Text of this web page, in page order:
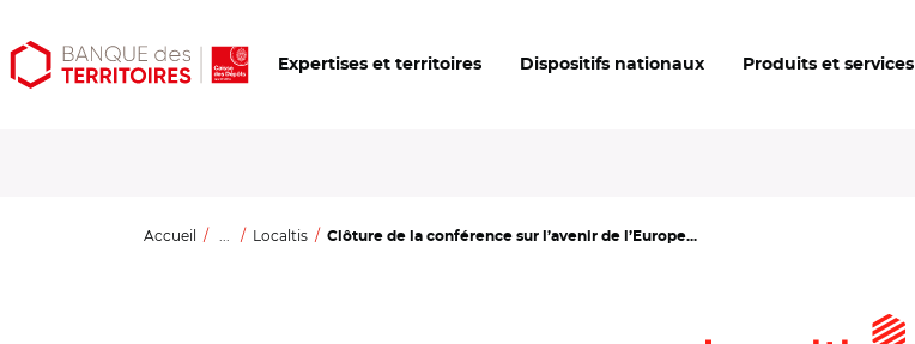
Aller
au
Aller
au
Ouvrir
les
Expertises et territoires Dispositifs nationaux Produits et services
Accueil ... Localtis Clôture de la conférence sur l’avenir de l’Europe...